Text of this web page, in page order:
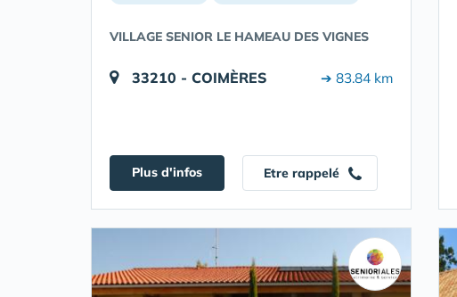
VILLAGE SENIOR LE HAMEAU DES VIGNES
33210 - COIMÈRES ➔ 83.84 km
Plus d'infos Etre rappelé